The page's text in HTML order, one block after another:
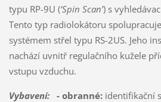
typu RP-9U (‘Spin Scan’) s
Tento typ radiolokátoru
systémem střel typu RS-2US. Jeho
nachází uvnitř regulačního kužele
vstupu vzduchu.
Vybavení: - obranné:identifikační